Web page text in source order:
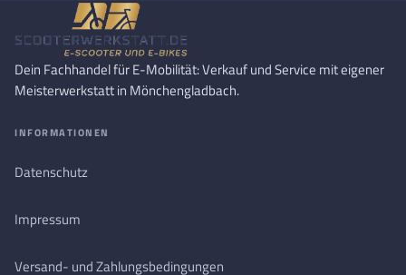
Dein Fachhandel für E-Mobilität: Verkauf und Service mit eigener
Meisterwerkstatt in Mönchengladbach.
INFORMATIONEN
Datenschutz
Impressum
Versand- und Zahlungsbedingungen